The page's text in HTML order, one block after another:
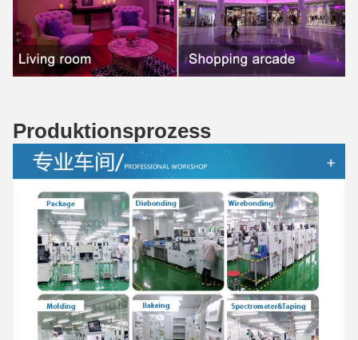
Produktionsprozess